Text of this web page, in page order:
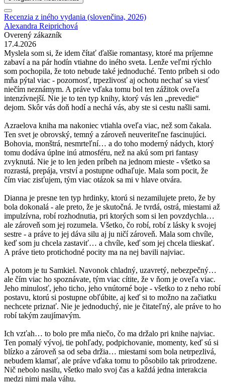
Recenzia z iného vydania (slovenčina, 2026)
Alexandra Reiprichová
Overený zákazník
17.4.2026
Myslela som si, že idem čítať ďalšie romantasy, ktoré ma príjemne
zabaví a na pár hodín vtiahne do iného sveta. Lenže veľmi rýchlo
som pochopila, že toto nebude také jednoduché. Tento príbeh si odo
mňa pýtal viac - pozornosť, trpezlivosť aj ochotu nechať sa viesť
niečím neznámym. A práve vďaka tomu bol ten zážitok oveľa
intenzívnejší. Nie je to ten typ knihy, ktorý vás len „prevedie“
dejom. Skôr vás doň hodí a nechá vás, aby ste si cestu našli sami.
Azraelova kniha ma nakoniec vtiahla oveľa viac, než som čakala.
Ten svet je obrovský, temný a zároveň neuveriteľne fascinujúci.
Bohovia, monštrá, nesmrteľní… a do toho moderný nádych, ktorý
tomu dodáva úplne inú atmosféru, než na akú som pri fantasy
zvyknutá. Nie je to len jeden príbeh na jednom mieste - všetko sa
rozrastá, prepája, vrství a postupne odhaľuje. Mala som pocit, že
čím viac zisťujem, tým viac otázok sa mi v hlave otvára.
Dianna je presne ten typ hrdinky, ktorú si nezamilujete preto, že by
bola dokonalá - ale preto, že je skutočná. Je tvrdá, ostrá, miestami až
impulzívna, robí rozhodnutia, pri ktorých som si len povzdychla…
ale zároveň som jej rozumela. Všetko, čo robí, robí z lásky k svojej
sestre - a práve to jej dáva silu aj ju ničí zároveň. Mala som chvíle,
keď som ju chcela zastaviť… a chvíle, keď som jej chcela tlieskať.
A práve tieto protichodné pocity ma na nej bavili najviac.
A potom je tu Samkiel. Navonok chladný, uzavretý, nebezpečný…
ale čím viac ho spoznávate, tým viac cítite, že v ňom je oveľa viac.
Jeho minulosť, jeho ticho, jeho vnútorné boje - všetko to z neho robí
postavu, ktorú si postupne obľúbite, aj keď si to možno na začiatku
nechcete priznať. Nie je jednoduchý, nie je čitateľný, ale práve to ho
robí takým zaujímavým.
Ich vzťah… to bolo pre mňa niečo, čo ma držalo pri knihe najviac.
Ten pomalý vývoj, tie pohľady, podpichovanie, momenty, keď sú si
blízko a zároveň sa od seba držia… miestami som bola netrpezlivá,
nebudem klamať, ale práve vďaka tomu to pôsobilo tak prirodzene.
Nič nebolo nasilu, všetko malo svoj čas a každá jedna interakcia
medzi nimi mala váhu.